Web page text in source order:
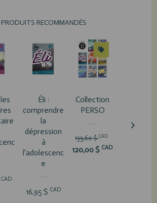
PRODUITS RECOMMANDÉS
CAD
Éli :
comprendre
la
dépression
à
l'adolescenc
e
16,95 $ CAD
Collection
PERSO
135,60 $CAD
120,00 $ CAD